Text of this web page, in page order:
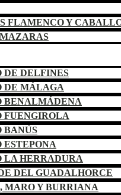
FLAMENCO Y
DE DELFINES
DE MÁLAGA
BENALMÁDENA
FUENGIROLA
BANÚS
ESTEPONA
LA HERRADURA
DEL GUADALHORCE
MARO Y BURRIANA